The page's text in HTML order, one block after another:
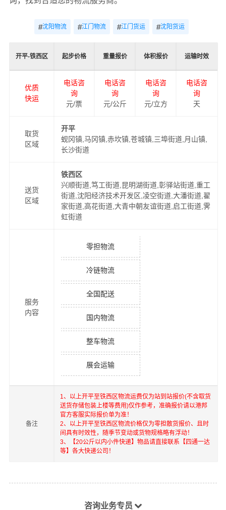
#沈阳物流 #江门物流 #江门货运 #沈阳货运
开平-铁西区 起步价格 重量报价 体积报价 运输时效
优质
快运
电话咨
询
元/票
电话咨
询
元/公斤
电话咨
询
元/立方
电话咨
询
天
取货
区域
开平
蚬冈镇,马冈镇,赤坎镇,苍城镇,三埠街道,月山镇,
长沙街道
送货
区域
铁西区
兴顺街道,笃工街道,昆明湖街道,彰驿站街道,重工
街道,沈阳经济技术开发区,凌空街道,大潘街道,翟
家街道,高花街道,大青中朝友谊街道,启工街道,霁
虹街道
服务
内容
零担物流
冷链物流
全国配送
国内物流
整车物流
展会运输
备注
1、以上开平至铁西区物流运费仅为站到站报价(不含取货
送货存储包装上楼等费用)仅作参考，准确报价请以港邦
官方客服实际报价单为准！
2、以上开平至铁西区物流价格仅为零担散货报价、且时
间具有时效性，随季节变动或货物规格略有浮动！
3、【20公斤以内小件快递】物品请直接联系【四通一达
等】各大快递公司！
咨询业务专员